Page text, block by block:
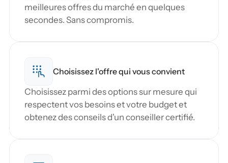
meilleures offres du marché en quelques
secondes. Sans compromis.
Choisissez l'offre qui vous convient
Choisissez parmi des options sur mesure qui
respectent vos besoins et votre budget et
obtenez des conseils d'un conseiller certifié.